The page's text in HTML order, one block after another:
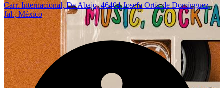
Carr. Internacional, De Abajo, 46404 Josefa Ortíz de Domínguez,
Jal., México